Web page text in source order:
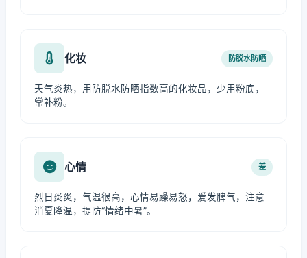
化妆 防脱水防晒
天气炎热，用防脱水防晒指数高的化妆品，少用粉底，
常补粉。
心情 差
烈日炎炎，气温很高，心情易躁易怒，爱发脾气，注意
消夏降温，提防“情绪中暑”。